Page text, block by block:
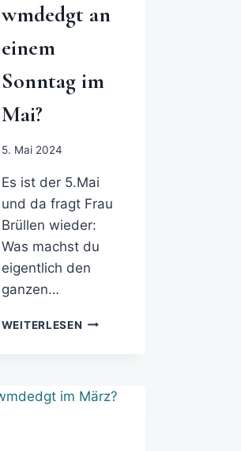
wmdedgt an
einem
Sonntag im
Mai?
5. Mai 2024
Es ist der 5.Mai
und da fragt Frau
Brüllen wieder:
Was machst du
eigentlich den
ganzen…
WEITERLESEN